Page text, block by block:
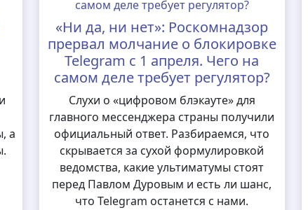
а
«Ни да, ни нет»: Роскомнадзор
прервал молчание о блокировке
Telegram с 1 апреля. Чего на
самом деле требует регулятор?
Слухи о «цифровом блэкауте» для
главного мессенджера страны получили
официальный ответ. Разбираемся, что
скрывается за сухой формулировкой
ведомства, какие ультиматумы стоят
перед Павлом Дуровым и есть ли шанс,
что Telegram останется с нами.